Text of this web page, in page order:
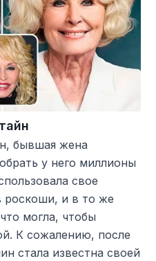
бывшая жена
у него миллионы
свое
роскоши, и в то же
могла, чтобы
К сожалению, после
стала известна своей